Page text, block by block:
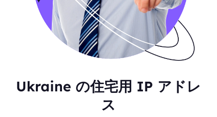
Ukraine の住宅用 IP アドレ
ス